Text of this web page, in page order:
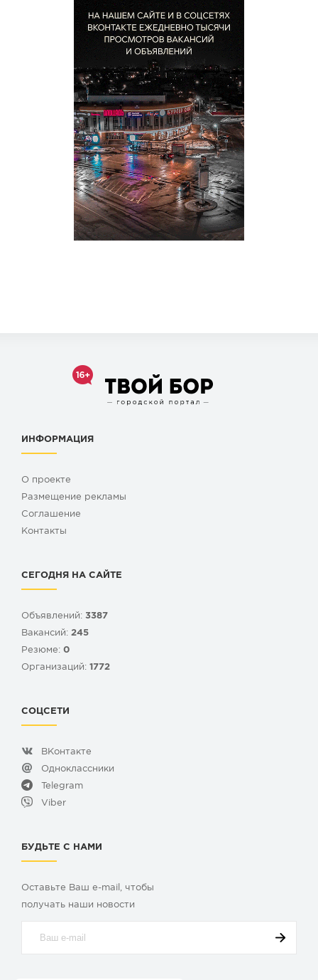
ИНФОРМАЦИЯ
О проекте
Размещение рекламы
Cоглашение
Контакты
СЕГОДНЯ НА САЙТЕ
Объявлений: 3387
Вакансий: 245
Резюме: 0
Организаций: 1772
СОЦСЕТИ
ВКонтакте
Одноклассники
Telegram
Viber
БУДЬТЕ С НАМИ
Оставьте Ваш e-mail, чтобы
получать наши новости